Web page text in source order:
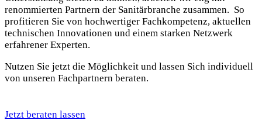
renommierten Partnern der Sanitärbranche zusammen. So
profitieren Sie von hochwertiger Fachkompetenz, aktuellen
technischen Innovationen und einem starken Netzwerk
erfahrener Experten.
Nutzen Sie jetzt die Möglichkeit und lassen Sich individuell
von unseren Fachpartnern beraten.
Jetzt beraten lassen